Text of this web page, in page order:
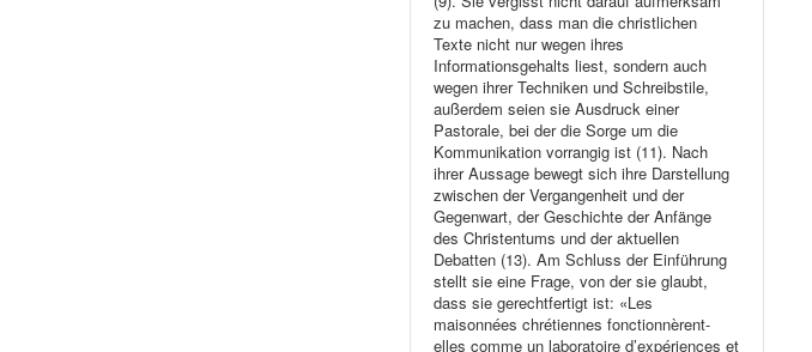
zu machen, dass man die christlichen
Texte nicht nur wegen ihres
Informationsgehalts liest, sondern auch
wegen ihrer Techniken und Schreibstile,
außerdem seien sie Ausdruck einer
Pastorale, bei der die Sorge um die
Kommunikation vorrangig ist (11). Nach
ihrer Aussage bewegt sich ihre Darstellung
zwischen der Vergangenheit und der
Gegenwart, der Geschichte der Anfänge
des Christentums und der aktuellen
Debatten (13). Am Schluss der Einführung
stellt sie eine Frage, von der sie glaubt,
dass sie gerechtfertigt ist: «Les
maisonnées chrétiennes fonctionnèrent-
elles comme un laboratoire d’expériences et